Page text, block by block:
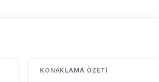
KONAKLAMA ÖZETI